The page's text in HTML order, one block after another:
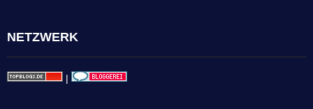
NETZWERK
|